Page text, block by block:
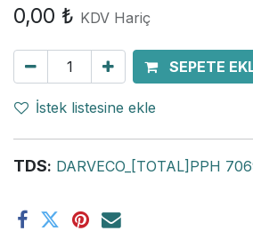
0,00 ₺ KDV Hariç
SEPETE
İstek listesine ekle
TDS: DARVECO_[TOTAL]PPH